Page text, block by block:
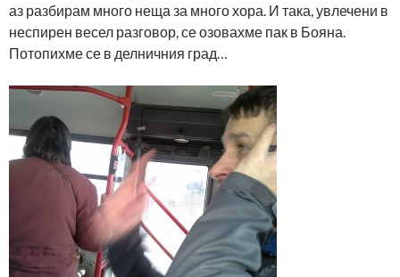
аз разбирам много неща за много хора. И така, увлечени в
неспирен весел разговор, се озовахме пак в Бояна.
Потопихме се в делничния град…